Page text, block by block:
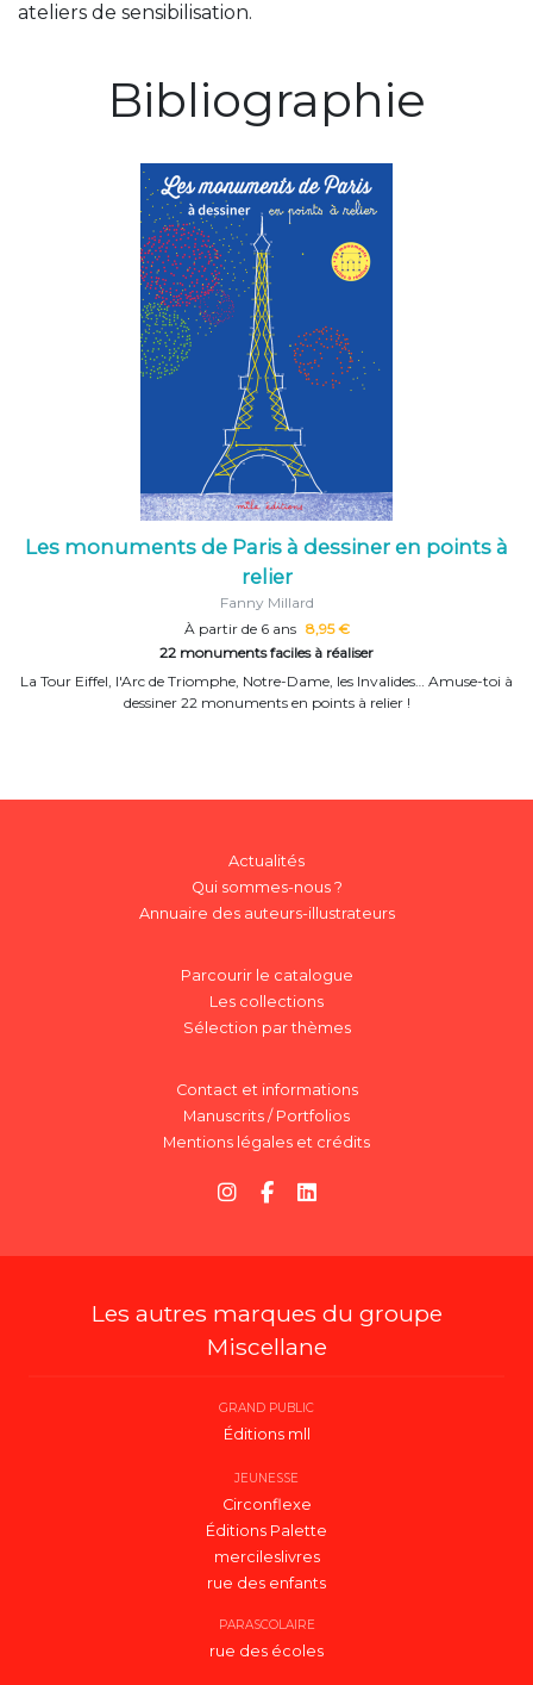
ateliers de sensibilisation.
Bibliographie
Les monuments de Paris à dessiner en points à
relier
Fanny Millard
À partir de 6 ans 8,95 €
22 monuments faciles à réaliser
La Tour Eiffel, l'Arc de Triomphe, Notre-Dame, les Invalides… Amuse-toi à
dessiner 22 monuments en points à relier !
Actualités
Qui sommes-nous ?
Annuaire des auteurs-illustrateurs
Parcourir le catalogue
Les collections
Sélection par thèmes
Contact et informations
Manuscrits / Portfolios
Mentions légales et crédits
Les autres marques du groupe
Miscellane
GRAND PUBLIC
Éditions mll
JEUNESSE
Circonflexe
Éditions Palette
mercileslivres
rue des enfants
PARASCOLAIRE
rue des écoles